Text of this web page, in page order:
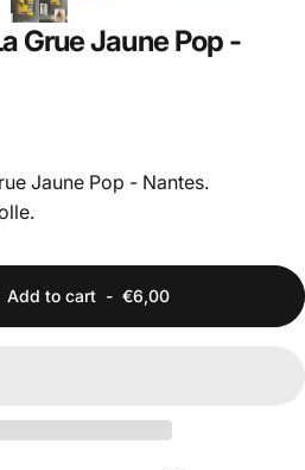
GrueJaune Pop -
Jaune Pop - Nantes.
Add to cart- €6,00